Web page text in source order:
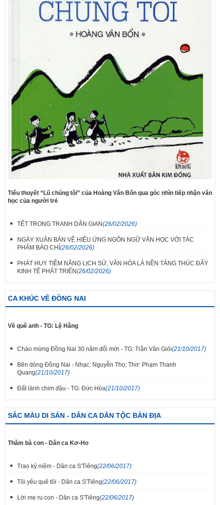
Tiểu thuyết “Lũ chúng tôi” của Hoàng Văn Bổn qua góc nhìn tiếp nhận văn
học của người trẻ
TẾT TRONG TRANH DÂN GIAN(26/02/2026)
NGÀY XUÂN BÀN VỀ HIỆU ỨNG NGÔN NGỮ VĂN HỌC VỚI TÁC
PHẨM BÁO CHÍ (26/02/2026)
PHÁT HUY TIỀM NĂNG LỊCH SỬ, VĂN HÓA LÀ NỀN TẢNG THÚC ĐẨY
KINH TẾ PHÁT TRIỂN(26/02/2026)
CA KHÚC VỀ ĐỒNG NAI
Về quê anh - TG: Lệ Hằng
Chào mừng Đồng Nai 30 năm đổi mới - TG: Trần Văn Giỏi(21/10/2017)
Bên dòng Đồng Nai - Nhạc: Nguyễn Thọ; Thơ: Phạm Thanh
Quang(21/10/2017)
Đất lành chim đậu - TG: Đức Hòa(21/10/2017)
SẮC MÀU DI SẢN - DÂN CA DÂN TỘC BẢN ĐỊA
Thăm bà con - Dân ca Kơ-Ho
Trao kỷ niệm - Dân ca S'Tiêng(22/06/2017)
Tôi yêu quê tôi - Dân ca S'Tiêng(22/06/2017)
Lời mẹ ru con - Dân ca S'Tiêng(22/06/2017)